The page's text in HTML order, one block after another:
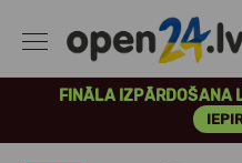
FINĀLA IZPĀRDOŠANA